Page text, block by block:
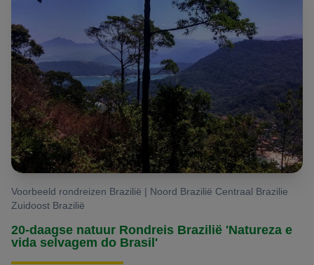
Voorbeeld rondreizen Brazilië | Noord Brazilië Centraal Brazilie
Zuidoost Brazilië
20-daagse natuur Rondreis Brazilië 'Natureza e
vida selvagem do Brasil'